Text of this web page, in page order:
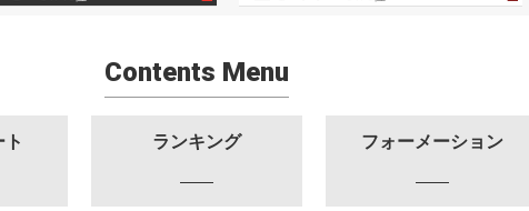
Contents Menu
ランキング フォーメーション